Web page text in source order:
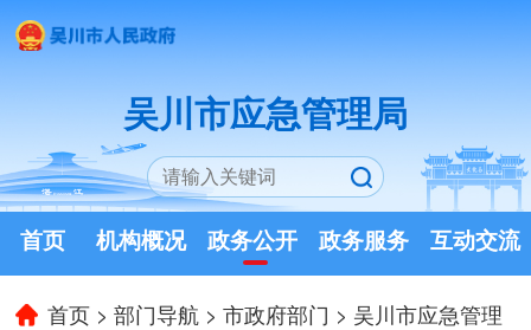
吴川市应急管理局
首页 机构概况 政务公开 政务服务 互动交流
首页 >部门导航 >市政府部门 > 吴川市应急管理